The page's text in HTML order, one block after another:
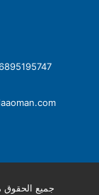
: Mobile 0096877325532 : Mobile
جميع الحقوق